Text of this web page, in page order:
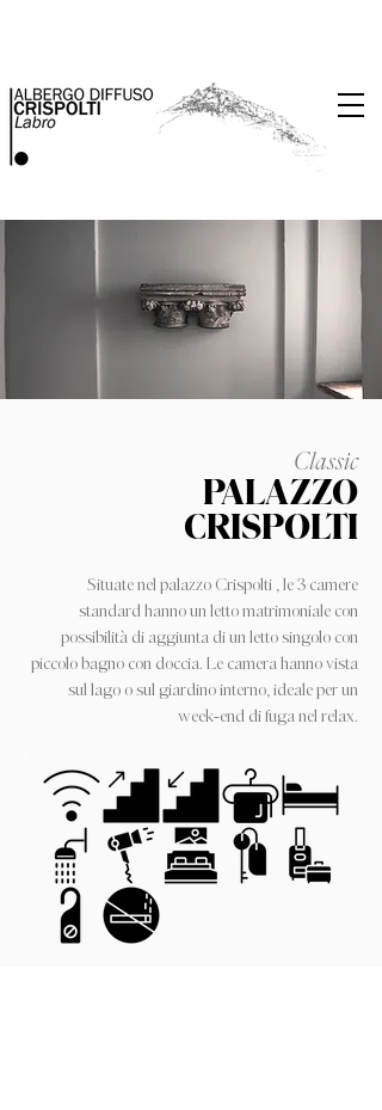
Classic
PALAZZO
CRISPOLTI
Situate nel palazzo Crispolti , le 3 camere
standard hanno un letto matrimoniale con
possibilità di aggiunta di un letto singolo con
piccolo bagno con doccia. Le camera hanno vista
sul lago o sul giardino interno, ideale per un
week-end di fuga nel relax.